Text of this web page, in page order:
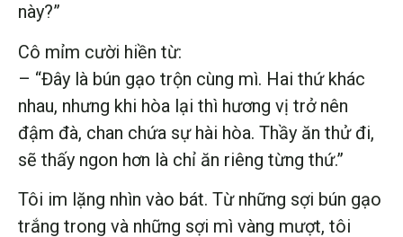
này?”
Cô mỉm cười hiền từ:
– “Đây là bún gạo trộn cùng mì. Hai thứ khác
nhau, nhưng khi hòa lại thì hương vị trở nên
đậm đà, chan chứa sự hài hòa. Thầy ăn thử đi,
sẽ thấy ngon hơn là chỉ ăn riêng từng thứ.”
Tôi im lặng nhìn vào bát. Từ những sợi bún gạo
trắng trong và những sợi mì vàng mượt, tôi